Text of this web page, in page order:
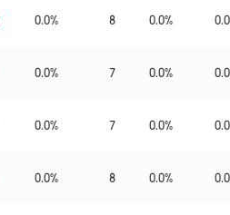
0.0% 8 0.0% 0.0
0.0% 7 0.0% 0.0
0.0% 7 0.0% 0.0
0.0% 8 0.0% 0.0